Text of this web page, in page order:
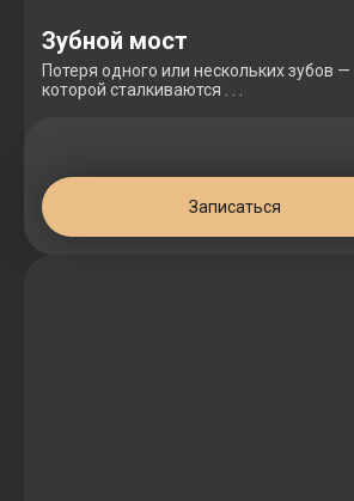
Зубной мост
Потеря одного или нескольких зубов —
которой сталкиваются . . .
Записаться